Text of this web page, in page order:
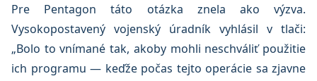
Pre Pentagon táto otázka znela ako výzva.
Vysokopostavený vojenský úradník vyhlásil v tlači:
„Bolo to vnímané tak, akoby mohli neschváliť použitie
ich programu — keďže počas tejto operácie sa zjavne